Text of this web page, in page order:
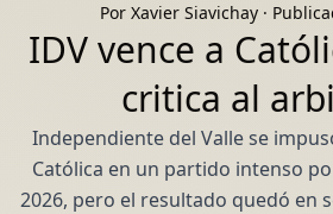
Por Xavier Siavichay ·
IDV vence a
critica al
Independiente del Valle se
Católica en un partido intenso
2026, pero el resultado quedó en